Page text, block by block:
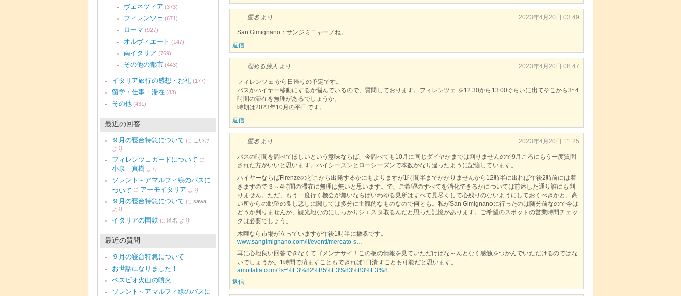
匿名 より: 2023年4月20日 03:49
San Gimignano：サンジミニャーノね。
返信
悩める旅人 より: 2023年4月20日 08:47
フィレンツェ から日帰りの予定です。
バスかハイヤー移動にするか悩んでいるので、質問しております。フィレンツェ を12:30から13:00ぐらいに出てそこから3~4
時間の滞在を無理があるでしょうか。
時期は2023年10月の平日です。
返信
匿名 より: 2023年4月20日 11:25
バスの時間を調べてほしいという意味ならば、今調べても10月に同じダイヤかまでは判りませんので9月ころにもう一度質問
された方がいいと思います。ハイシーズンとローシーズンで本数かなり違ったように記憶しています。
ハイヤーならばFirenzeのどこから出発するかにもよりますが1時間半までかかりませんから12時半に出れば午後2時前には着
きますので３～4時間の滞在に無理は無いと思います。で、ご希望のすべてを消化できるかについては前述した通り誰にも判
りません。ただ、もう一度行く機会が無いならばいわゆる見所はすべて見尽くして心残りのないようにしておくべきかと。高
い所からの眺望の良し悪しに関しては多分に主観的なものなので何とも。私がSan Gimignanoに行ったのは随分前なので今は
どうか判りませんが、観光地なのにしっかりシエスタ取るんだと思った記憶があります。ご希望のスポットの営業時間チェッ
クは必要でしょう。
木曜なら市場が立っていますが午後1時半に撤収です。
www.sangimignano.com/it/eventi/mercato-s…
耳に心地良い回答できなくてゴメンナサイ！この板の情報を見ていただけばな～んとなく感触をつかんでいただけるのではな
いでしょうか。1時間で済ますこともできれば1日潰すことも可能だと思います。
amoitalia.com/?s=%E3%82%B5%E3%83%B3%E3%8…
返信
ヴェネツィア (373)
フィレンツェ (671)
ローマ (927)
オルヴィエート (147)
南イタリア (769)
その他の都市 (443)
イタリア旅行の感想・お礼 (177)
留学・仕事・滞在 (83)
その他 (431)
最近の回答
９月の寝台特急について に こいけ
より
フィレンツェカードについて に
小泉 真樹 より
ソレント～アマルフィ線のバスに
ついて に アーモイタリア より
９月の寝台特急について に sawa
より
イタリアの国鉄 に 匿名 より
最近の質問
９月の寝台特急について
お世話になりました！
ベスピオ火山の噴火
ソレント～アマルフィ線のバスに